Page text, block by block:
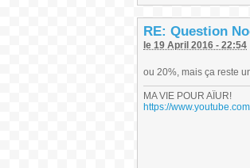
RE: Question
le 19 April 2016 - 22:54
ou 20%, mais ça reste
MA VIE POUR AÏUR!
https://